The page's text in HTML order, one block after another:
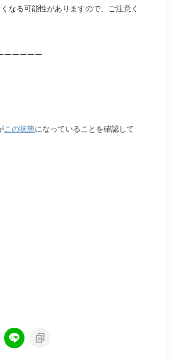
なる可能性がありますので、ご注意く
ーーーーー
この状態になっていることを確認して